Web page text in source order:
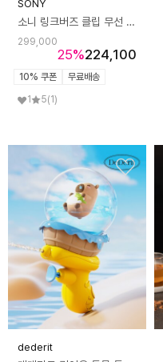
SONY
소니 링크버즈 클립 무선 이어폰
25%
299,000
224,100
10% 쿠폰
무료배송
1
5(1)
dederit